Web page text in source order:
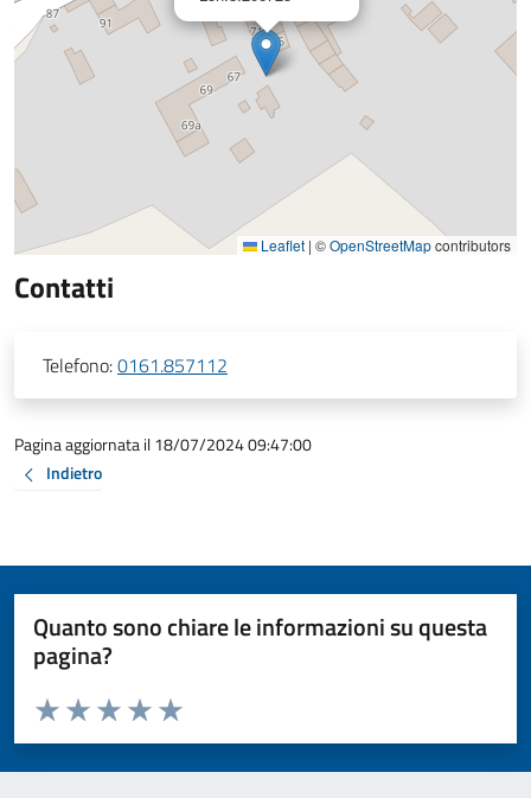
Leaflet | ©OpenStreetMapcontributors
Contatti
Telefono:0161.857112
Pagina aggiornata il 18/07/2024 09:47:00
Indietro
Quanto sono chiare le informazioni su questa
pagina?
Valuta da 1 a 5 stelle la pagina
Valuta 5 stelle su 5
Valuta 4 stelle su 5
Valuta 3 stelle su 5
Valuta 2 stelle su 5
Valuta 1 stelle su 5